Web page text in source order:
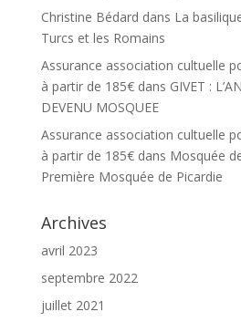
Christine Bédard dans La
Turcs et les Romains
Assurance association cultuelle
à partir de 185€dans GIVET :
DEVENU MOSQUEE
Assurance association cultuelle
à partir de 185€dans Mosquée
Première Mosquée de Picardie
Archives
avril 2023
septembre 2022
juillet 2021